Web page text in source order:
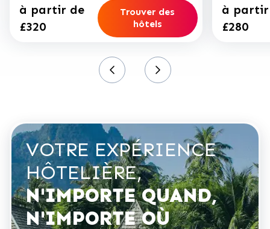
à partir de
£320
Trouver des
hôtels
à partir
£280
VOTRE EXPÉRIENCE
HÔTELIÈRE,
N'IMPORTE QUAND,
N'IMPORTE OÙ